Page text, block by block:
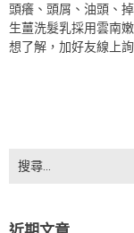
頭癢、頭屑、油頭、
生薑洗髮乳採用雲南
想了解，加好友線上詢
搜
尋